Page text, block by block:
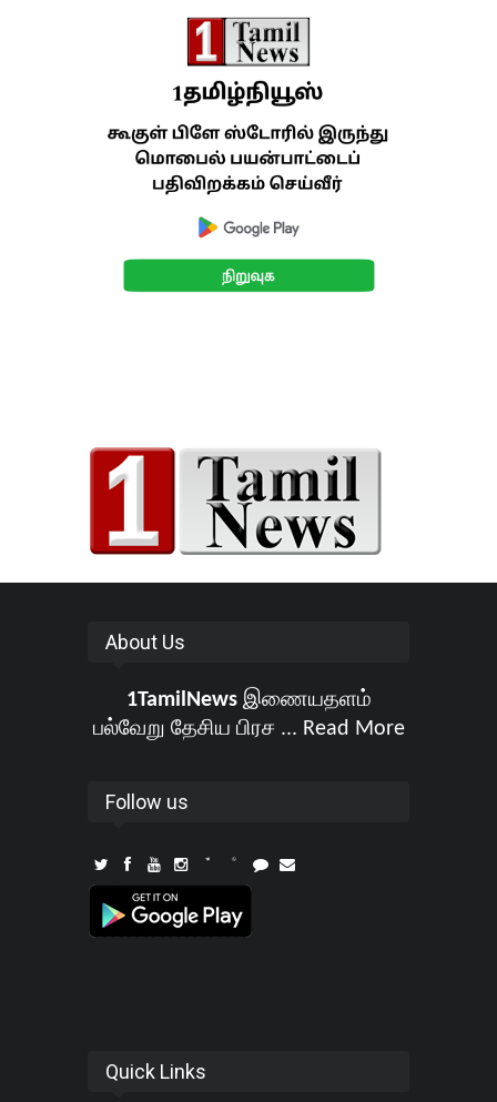
About Us
1TamilNewsஇணையதளம்
பல்வேறு தேசிய பிரச ... Read More
Follow us
Quick Links